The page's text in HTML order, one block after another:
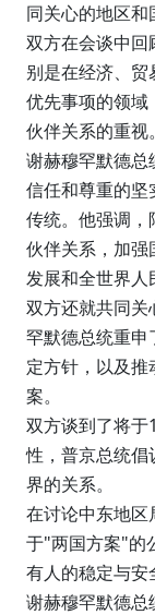
同关心的地区和
双方在会谈中
别是在经济、
优先事项的领域
伙伴关系的重视。
谢赫穆罕默德总
信任和尊重的
传统。他强调，
伙伴关系，加
发展和全世界人
双方还就共同
罕默德总统重申
定方针，以及
案。
双方谈到了将
性，普京总统
界的关系。
在讨论中东地区
于"两国方案"的
有人的稳定与安
谢赫穆罕默德总